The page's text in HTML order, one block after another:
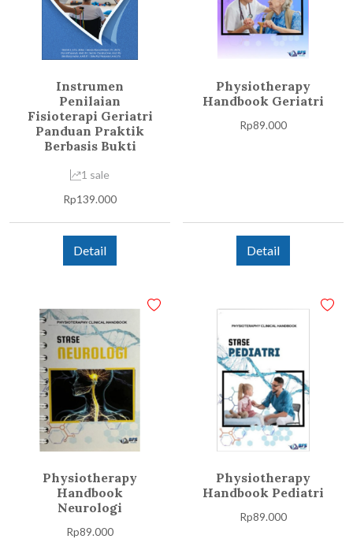
Instrumen
Penilaian
Fisioterapi Geriatri
Panduan Praktik
Berbasis Bukti
1 sale
Rp139.000
Detail
Physiotherapy
Handbook Geriatri
Rp89.000
Detail
Physiotherapy
Handbook
Neurologi
Rp89.000
Physiotherapy
Handbook Pediatri
Rp89.000